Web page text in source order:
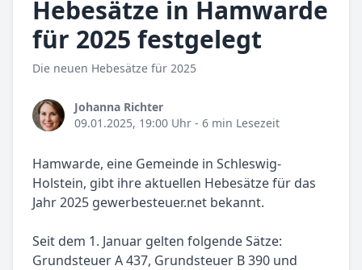
Hebesätze in Hamwarde
für 2025 festgelegt
Die neuen Hebesätze für 2025
Johanna Richter
09.01.2025, 19:00 Uhr - 6 min Lesezeit
Hamwarde, eine Gemeinde in Schleswig-
Holstein, gibt ihre aktuellen Hebesätze für das
Jahr 2025 gewerbesteuer.net bekannt.
Seit dem 1. Januar gelten folgende Sätze:
Grundsteuer A 437, Grundsteuer B 390 und